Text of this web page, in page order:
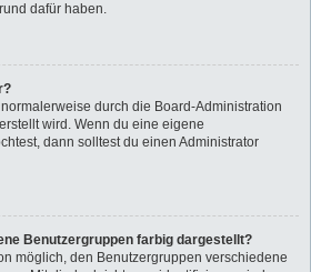
dafür haben.
durch die Board-Administration
wird. Wenn du eine eigene
dann solltest du einen Administrator
Benutzergruppen farbig dargestellt?
möglich, den Benutzergruppen verschiedene